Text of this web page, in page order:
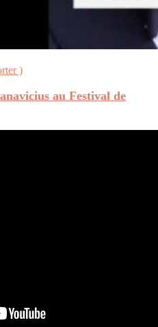
)
au Festival de